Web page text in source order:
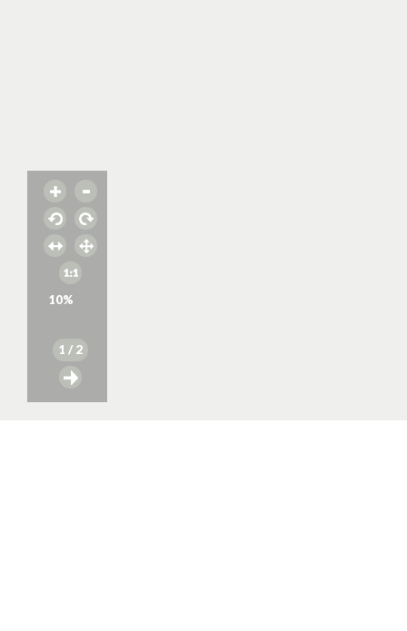
10%
1 / 2